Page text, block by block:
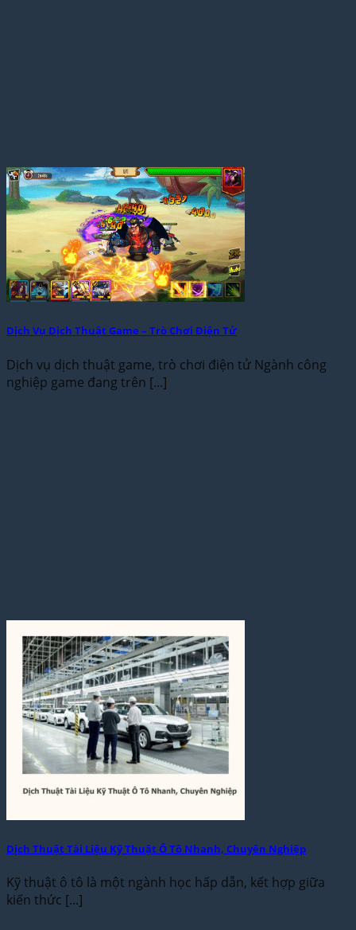
Dịch Vụ Dịch Thuật Game – Trò Chơi Điện Tử
Dịch vụ dịch thuật game, trò chơi điện tử Ngành công
nghiệp game đang trên [...]
Dịch Thuật Tài Liệu Kỹ Thuật Ô Tô Nhanh, Chuyên Nghiệp
Kỹ thuật ô tô là một ngành học hấp dẫn, kết hợp giữa
kiến thức [...]